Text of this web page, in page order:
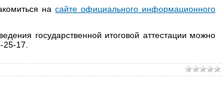
насайте официального информационного
государственной итоговой аттестации можно
17.